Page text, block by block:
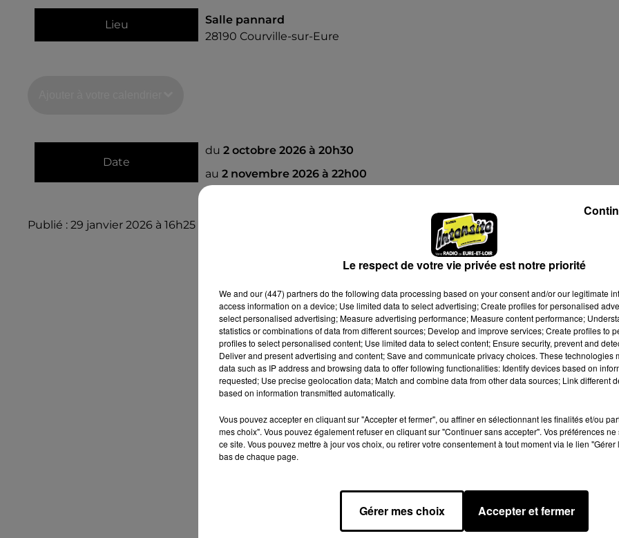
Lieu
Salle pannard
28190 Courville-sur-Eure
Date
du2 octobre 2026 à 20h30
au2 novembre 2026 à 22h00
Publié : 29 janvier 2026 à 16h25
Le respect de votre vie privée est notre priorité
We and our (447) partnersdo the following data processing based on your consent and/or our legitimate
access information on a device; Use limited data to select advertising; Create profiles for personalised
select personalised advertising; Measure advertising performance; Measure content performance;
statistics or combinations of data from different sources; Develop and improve services; Create profiles to
profiles to select personalised content; Use limited data to select content; Ensure security, prevent and
Deliver and present advertising and content; Save and communicate privacy choices. These technologies
data such as IP address and browsing data to offer following functionalities: Identify devices based on
requested; Use precise geolocation data; Match and combine data from other data sources; Link different
based on information transmitted automatically.
Vous pouvez accepter en cliquant sur "Accepter et fermer", ou affiner en sélectionnant les finalités et/ou
mes choix". Vous pouvez également refuser en cliquant sur "Continuer sans accepter". Vos préférences
ce site. Vous pouvez mettre à jour vos choix, ou retirer votre consentement à tout moment via le lien
bas de chaque page.
Gérer mes choix Accepter et fermer